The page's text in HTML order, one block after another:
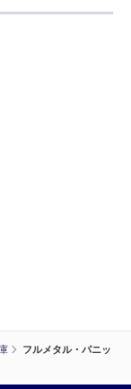
フルメタル・パニッ